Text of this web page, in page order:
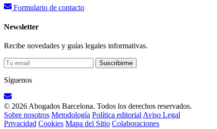
Formulario de contacto
Newsletter
Recibe novedades y guías legales informativas.
Suscribirme
Síguenos
© 2026 Abogados Barcelona. Todos los derechos reservados.
Sobre nosotros Metodología Política editorial Aviso Legal
Privacidad Cookies Mapa del Sitio Colaboraciones